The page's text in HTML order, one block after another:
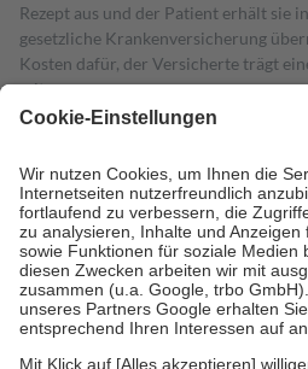
Rezept aus und der Patient erhält sie
gesetzliche Krankenversicherung
Kosten dafür, der Versicherte trägt
mit.
Grundsätzlich leisten Mitglieder
höchstens zehn Euro.
Es sind jedoch
Kosten der Leistung zu entrichten.
Diese Regeln gelten grundsätzlich
Bei Heilmitteln und häuslicher
Zuzahlung zehn Prozent der Kosten
Verordnung.
Um das Engagement der Versicherten
stärken und die besondere Stellung